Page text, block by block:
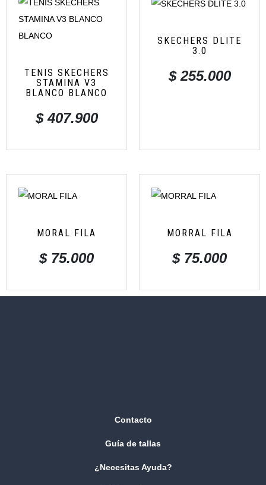
TENIS SKECHERS
STAMINA V3
BLANCO BLANCO
$407.900
SKECHERS DLITE
3.0
$255.000
MORAL FILA
$75.000
MORRAL FILA
$75.000
Contacto
Guía de tallas
¿Necesitas Ayuda?